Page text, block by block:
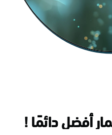
أفضل دائمًا !